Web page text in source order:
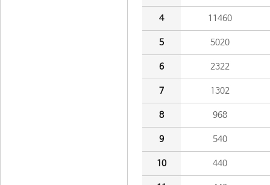
4 11460
5 5020
6 2322
7 1302
8 968
9 540
10 440